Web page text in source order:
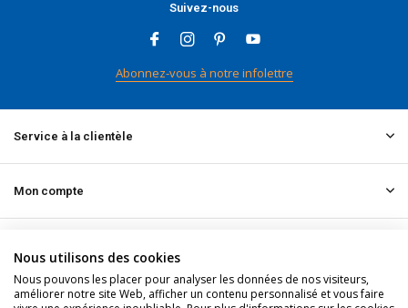
Suivez-nous
Abonnez-vous à notre infolettre
Service à la clientèle
Mon compte
Contact
Nous utilisons des cookies
Nous pouvons les placer pour analyser les données de nos visiteurs,
améliorer notre site Web, afficher un contenu personnalisé et vous faire